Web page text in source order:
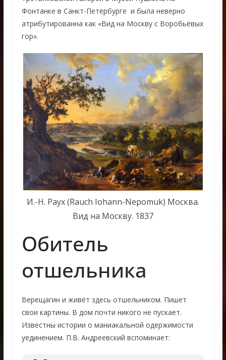
Фонтанке в Санкт-Петербурге и была неверно
атрибутированна как «Вид на Москву с Воробьёвых
гор».
И.-Н. Раух (Rauch Iohann-Nepomuk) Москва.
Вид на Москву. 1837
Обитель
отшельника
Верещагин и живёт здесь отшельником. Пишет
свои картины. В дом почти никого не пускает.
Известны истории о маниакальной одержимости
уединением. П.В. Андреевский вспоминает: